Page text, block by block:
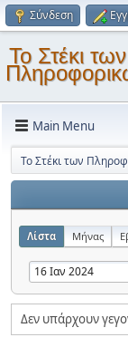
Σύνδεση
Το Στέκι των
Main Menu
Το Στέκι των
Λίστα Μήνας
Δεν υπάρχουν